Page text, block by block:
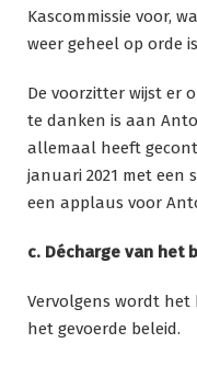
Kascommissie voor,
weer geheel op orde
De voorzitter wijst er
te danken is aan
allemaal heeft
januari 2021 met een
een applaus voor
c. Décharge van het
Vervolgens wordt
het gevoerde beleid.